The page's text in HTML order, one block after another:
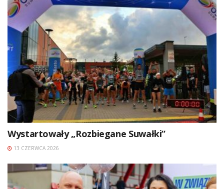
Wystartowały „Rozbiegane Suwałki”
13 CZERWCA 2026